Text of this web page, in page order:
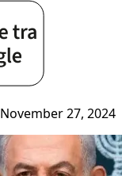
November 27, 2024